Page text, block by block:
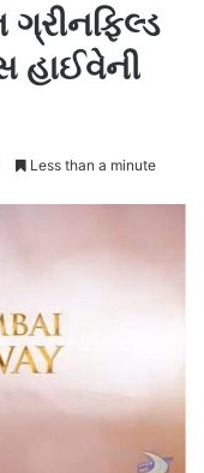
હાઈવેની
Less than a minute